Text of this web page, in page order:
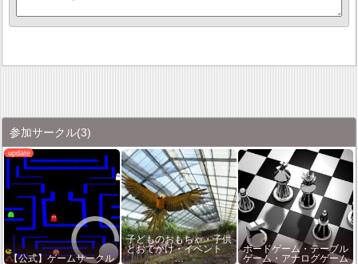
参加サークル(3)
【公式】ゲームサークル
子どものおもちゃ・子供
とおでかけ・イベント
…
ボードゲーム・テーブル
ゲーム・アナログゲーム